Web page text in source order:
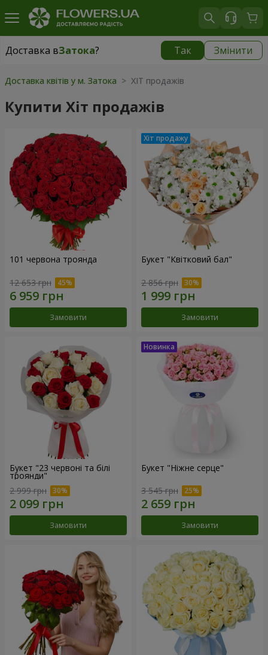
Доставка вЗатока? Так Змінити
Доставка вЗатока|
Доставка квітів у м. Затока > ХІТ продажів
Купити Хіт продажів
101 червона троянда
12 653 грн
Замовити
Букет "Квітковий бал"
2 856 грн
Замовити
Букет "23 червоні та білі
троянди"
2 999 грн
Замовити
Букет "Ніжне серце"
3 545 грн
Замовити